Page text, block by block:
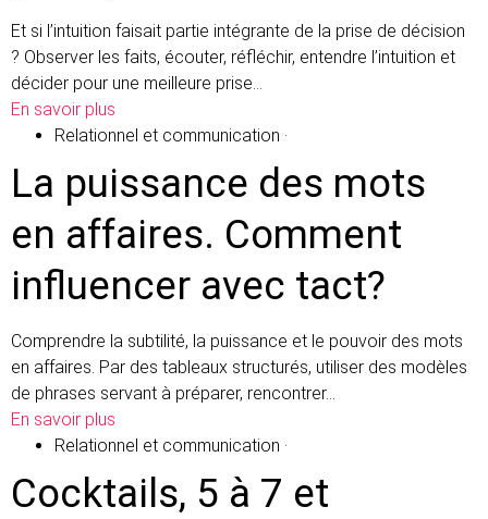
Et si l’intuition faisait partie intégrante de la prise de décision
? Observer les faits, écouter, réfléchir, entendre l’intuition et
décider pour une meilleure prise…
En savoir plus
Relationnel et communication ·
La puissance des mots
en affaires. Comment
influencer avec tact?
Comprendre la subtilité, la puissance et le pouvoir des mots
en affaires. Par des tableaux structurés, utiliser des modèles
de phrases servant à préparer, rencontrer…
En savoir plus
Relationnel et communication ·
Cocktails, 5 à 7 et